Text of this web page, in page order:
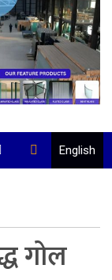
English
गोल